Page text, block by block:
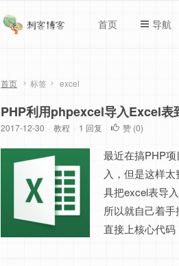
首页 导航
首页 标签 excel
PHP利用phpexcel导入Excel表
2017-12-30 · 教程 · 1 回复 · 赞 (0)
最近在搞PHP
入，但是这样
具把excel表导
所以就自己着
直接上核心代